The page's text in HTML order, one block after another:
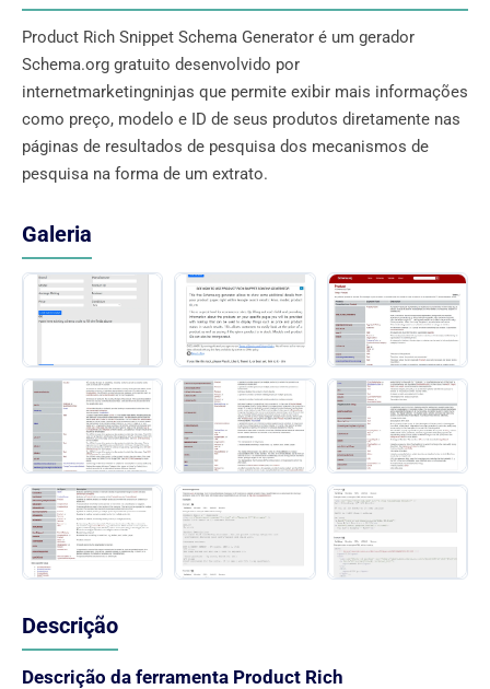
Product Rich Snippet Schema Generator é um gerador
Schema.org gratuito desenvolvido por
internetmarketingninjas que permite exibir mais informações
como preço, modelo e ID de seus produtos diretamente nas
páginas de resultados de pesquisa dos mecanismos de
pesquisa na forma de um extrato.
Galeria
Descrição
Descrição da ferramenta Product Rich